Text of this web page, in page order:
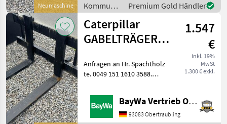
Neumaschine
Kommunalgeräte
/
Caterpillar
Premium Gold Händler
Caterpillar
GABELTRÄGER
GABELN
1.547
€
inkl. 19%
MwSt
1.300 € exkl.
Anfragen an Hr. Spachtholz
te. 0049 151 1610 3588.
Kommunalgeräte
BayWa Vertrieb Obertraubling
93083 Obertraubling